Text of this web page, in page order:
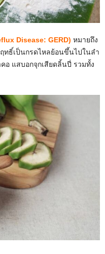
Disease: GERD) หมายถึง
ทธิ์เป็นกรดไหลย้อนขึ้นไปในลำ
อ แสบอกจุกเสียดลิ้นปี่ รวมทั้ง